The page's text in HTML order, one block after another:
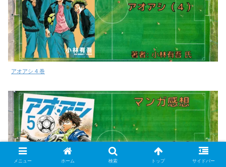
アオアシ 4 巻
メニュー ホーム 検索 トップ サイドバー